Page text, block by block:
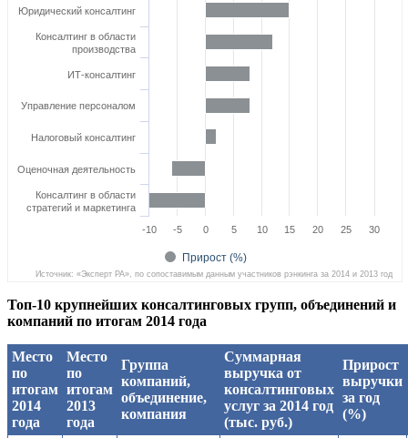
Прирост (%)
Юридический консалтинг
Консалтинг в области
производства
ИТ-консалтинг
Управление персоналом
Налоговый консалтинг
Оценочная деятельность
Консалтинг в области
стратегий и маркетинга
-10
-5 0 5 10 15 20 25 30
Источник: «Эксперт РА», по сопоставимым данным участников рэнкинга за 2014 и 2013 год
Топ-10 крупнейших консалтинговых групп, объединений и
компаний по итогам 2014 года
Место
по
итогам
2014
года
Место
по
итогам
2013
года
Группа
компаний,
объединение,
компания
Суммарная
выручка от
консалтинговых
услуг за 2014 год
(тыс. руб.)
Прирост
выручки
за год
(%)